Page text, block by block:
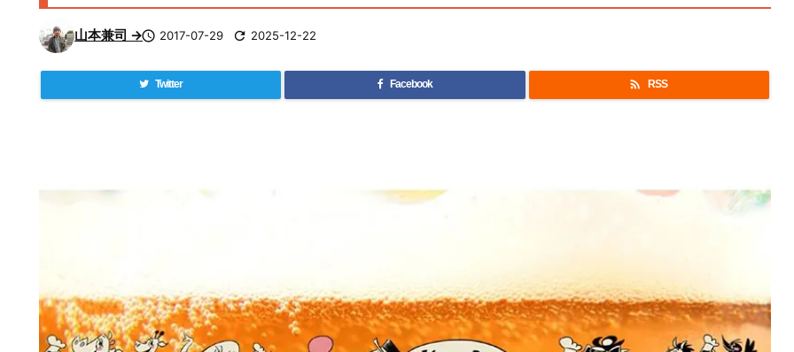
山本兼司 → 2017-07-29  2025-12-22
Twitter Facebook  RSS